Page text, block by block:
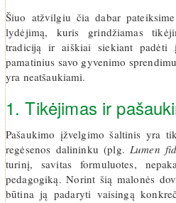
Šiuo atžvilgiu čia dabar
lydėjimą, kuris grindžiamas
tradiciją ir aiškiai siekiant padėti
pamatinius savo gyvenimo
yra neatšaukiami.
1. Tikėjimas ir
Pašaukimo įžvelgimo šaltinis yra
regėsenos dalininku (plg. Lumen
turinį, savitas formuluotes,
pedagogiką. Norint šią malonės
būtina ją padaryti vaisingą